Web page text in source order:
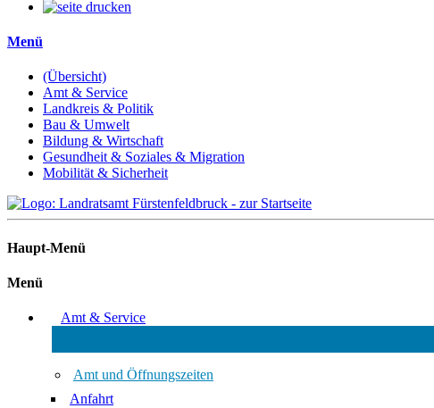
Menü
(Übersicht)
Amt & Service
Landkreis & Politik
Bau & Umwelt
Bildung & Wirtschaft
Gesundheit & Soziales & Migration
Mobilität & Sicherheit
Haupt-Menü
Menü
Amt & Service
Amt und Öffnungszeiten
Anfahrt